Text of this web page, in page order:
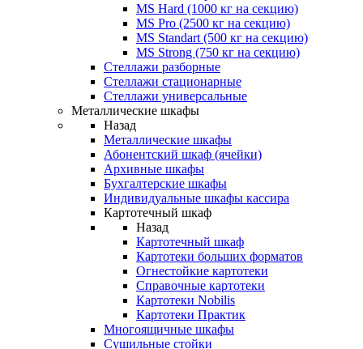
MS Hard (1000 кг на секцию)
MS Pro (2500 кг на секцию)
MS Standart (500 кг на секцию)
MS Strong (750 кг на секцию)
Стеллажи разборные
Стеллажи стационарные
Стеллажи универсальные
Металлические шкафы
Назад
Металлические шкафы
Абонентский шкаф (ячейки)
Архивные шкафы
Бухгалтерские шкафы
Индивидуальные шкафы кассира
Картотечный шкаф
Назад
Картотечный шкаф
Картотеки больших форматов
Огнестойкие картотеки
Справочные картотеки
Картотеки Nobilis
Картотеки Практик
Многоящичные шкафы
Сушильные стойки